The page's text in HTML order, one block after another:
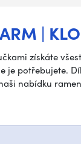
|
získáte
je potřebujete.
nabídku